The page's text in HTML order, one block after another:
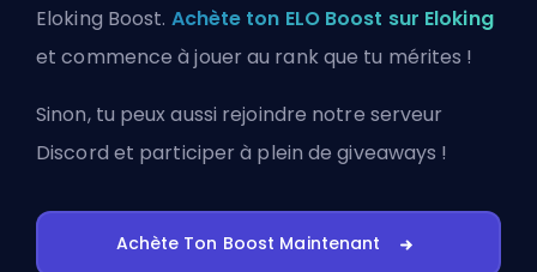
Eloking Boost. Achète ton ELO Boost sur Eloking
et commence à jouer au rank que tu mérites !
Sinon, tu peux aussi rejoindre notre serveur
Discord et participer à plein de giveaways !
Achète Ton Boost Maintenant